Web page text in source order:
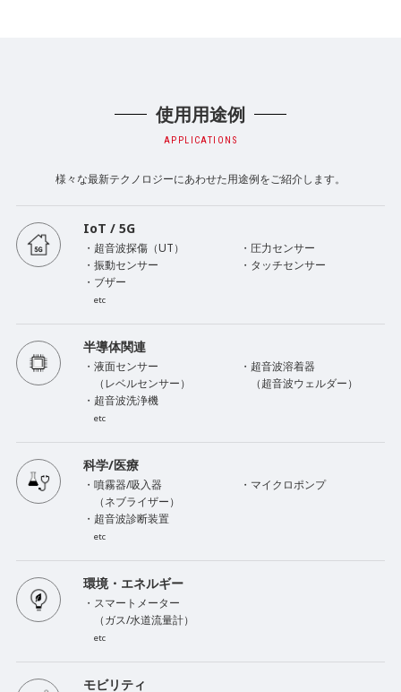
使用用途例
APPLICATIONS
様々な最新テクノロジーにあわせた用途例をご紹介します。
IoT / 5G
・超音波探傷（UT）
・圧力センサー
・振動センサー
・タッチセンサー
・ブザー
etc
半導体関連
・液面センサー
（レベルセンサー）
・超音波溶着器
（超音波ウェルダー）
・超音波洗浄機
etc
科学/医療
・噴霧器/吸入器
（ネブライザー）
・マイクロポンプ
・超音波診断装置
etc
環境・エネルギー
・スマートメーター
（ガス/水道流量計）
etc
モビリティ